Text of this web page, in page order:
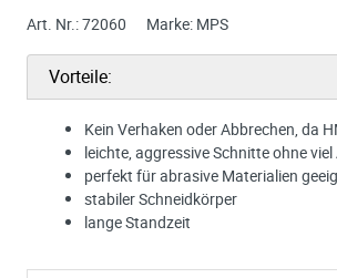
Art. Nr.:72060 Marke: MPS
Vorteile:
Kein Verhaken oder Abbrechen, da
leichte, aggressive Schnitte ohne
perfekt für abrasive Materialien
stabiler Schneidkörper
lange Standzeit